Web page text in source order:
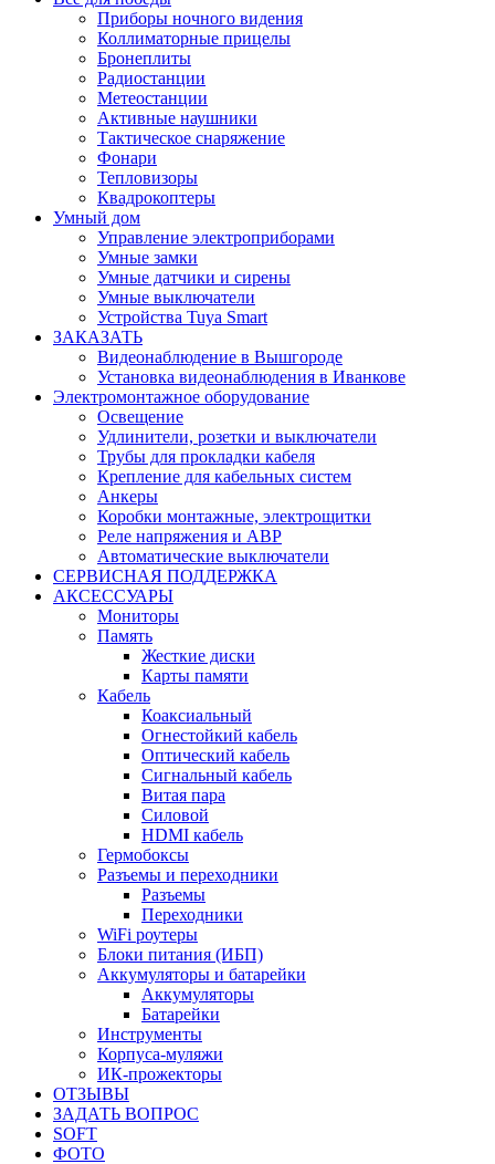
Приборы ночного видения
Коллиматорные прицелы
Бронеплиты
Радиостанции
Метеостанции
Активные наушники
Тактическое снаряжение
Фонари
Тепловизоры
Квадрокоптеры
Умный дом
Управление электроприборами
Умные замки
Умные датчики и сирены
Умные выключатели
Устройства Tuya Smart
ЗАКАЗАТЬ
Видеонаблюдение в Вышгороде
Установка видеонаблюдения в Иванкове
Электромонтажное оборудование
Освещение
Удлинители, розетки и выключатели
Трубы для прокладки кабеля
Крепление для кабельных систем
Анкеры
Коробки монтажные, электрощитки
Реле напряжения и АВР
Автоматические выключатели
СЕРВИСНАЯ ПОДДЕРЖКА
АКСЕССУАРЫ
Мониторы
Память
Жесткие диски
Карты памяти
Кабель
Коаксиальный
Огнестойкий кабель
Оптический кабель
Сигнальный кабель
Витая пара
Силовой
HDMI кабель
Гермобоксы
Разъемы и переходники
Разъемы
Переходники
WiFi роутеры
Блоки питания (ИБП)
Аккумуляторы и батарейки
Аккумуляторы
Батарейки
Инструменты
Корпуса-муляжи
ИК-прожекторы
ОТЗЫВЫ
ЗАДАТЬ ВОПРОС
SOFT
ФОТО